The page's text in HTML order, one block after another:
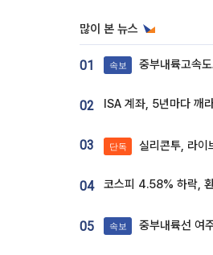
많이 본 뉴스
01 속보 중부내륙고속도
02 ISA 계좌, 5년마다 깨
03 단독 실리콘투, 라이브커머스팀 신설…K
04
05 속보 중부내륙선 여주분기점